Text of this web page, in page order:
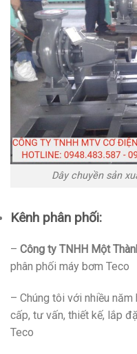
Dây chuyền sản
Kênh phân phối:
– Công ty TNHH Một
phân phối máy bơm Teco
– Chúng tôi với nhiều
cấp, tư vấn, thiết kế, lắp
Teco